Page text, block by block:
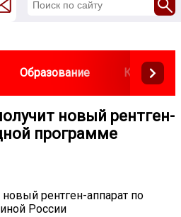
Образование Культура
новый рентген-
программе
рентген-аппарат по
России